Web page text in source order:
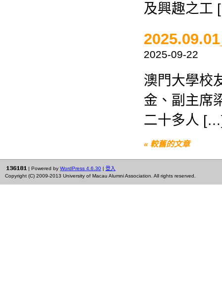
及興趣之工
2025-09-22
澳門大學校
金、副主席
二十多人
« 較舊的文章
| Powered by WordPress 4.6.30
登入
Copyright (C) 2009-2013 University of Macau Alumni Association. All rights reserved.